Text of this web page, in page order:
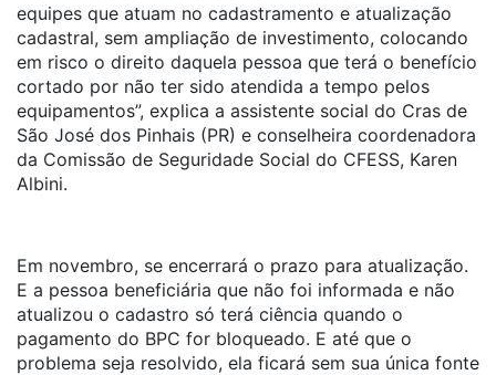
equipes que atuam no cadastramento e atualização
cadastral, sem ampliação de investimento, colocando
em risco o direito daquela pessoa que terá o benefício
cortado por não ter sido atendida a tempo pelos
equipamentos”, explica a assistente social do Cras de
São José dos Pinhais (PR) e conselheira coordenadora
da Comissão de Seguridade Social do CFESS, Karen
Albini.
Em novembro, se encerrará o prazo para atualização.
E a pessoa beneficiária que não foi informada e não
atualizou o cadastro só terá ciência quando o
pagamento do BPC for bloqueado. E até que o
problema seja resolvido, ela ficará sem sua única fonte